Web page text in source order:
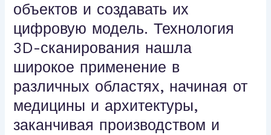
объектов и создавать их
цифровую модель. Технология
3D-сканирования нашла
широкое применение в
различных областях, начиная от
медицины и архитектуры,
заканчивая производством и